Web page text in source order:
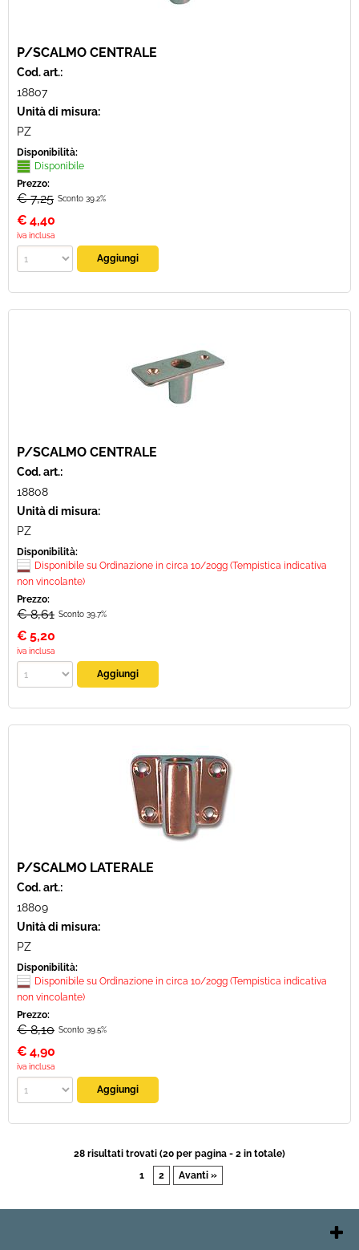
P/SCALMO CENTRALE
Cod. art.:
18807
Unità di misura:
PZ
Disponibilità:
Disponibile
Prezzo:
€ 7,25 Sconto 39.2%
€ 4,40
iva inclusa
P/SCALMO CENTRALE
Cod. art.:
18808
Unità di misura:
PZ
Disponibilità:
Disponibile su Ordinazione in circa 10/20gg (Tempistica indicativa
non vincolante)
Prezzo:
€ 8,61 Sconto 39.7%
€ 5,20
iva inclusa
P/SCALMO LATERALE
Cod. art.:
18809
Unità di misura:
PZ
Disponibilità:
Disponibile su Ordinazione in circa 10/20gg (Tempistica indicativa
non vincolante)
Prezzo:
€ 8,10 Sconto 39.5%
€ 4,90
iva inclusa
28 risultati trovati (20 per pagina - 2 in totale)
1
2 Avanti »